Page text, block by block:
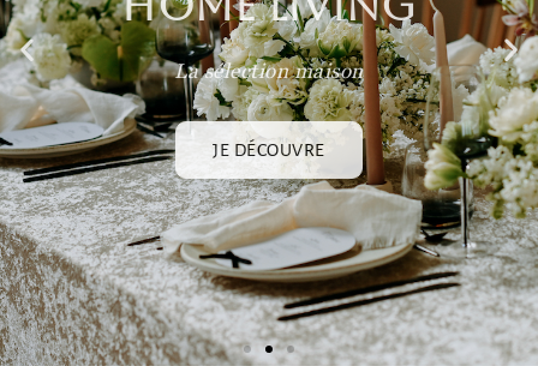
La sélection maison
JE DÉCOUVRE